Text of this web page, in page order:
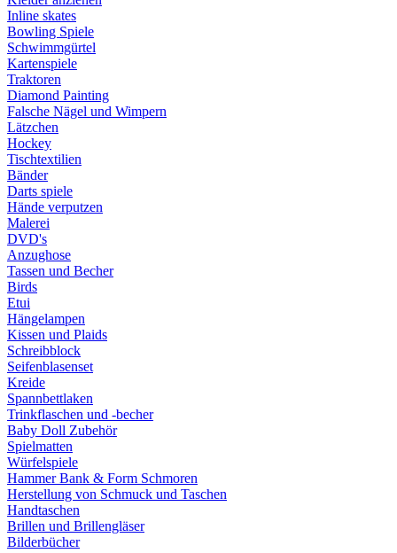
Inline skates
Bowling Spiele
Schwimmgürtel
Kartenspiele
Traktoren
Diamond Painting
Falsche Nägel und Wimpern
Lätzchen
Hockey
Tischtextilien
Bänder
Darts spiele
Hände verputzen
Malerei
DVD's
Anzughose
Tassen und Becher
Birds
Etui
Hängelampen
Kissen und Plaids
Schreibblock
Seifenblasenset
Kreide
Spannbettlaken
Trinkflaschen und -becher
Baby Doll Zubehör
Spielmatten
Würfelspiele
Hammer Bank & Form Schmoren
Herstellung von Schmuck und Taschen
Handtaschen
Brillen und Brillengläser
Bilderbücher